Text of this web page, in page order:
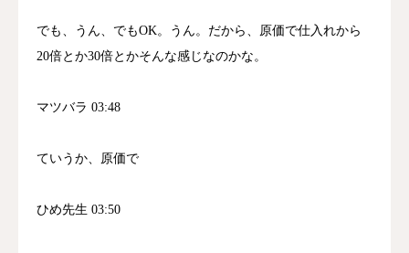
でも、うん、でもOK。うん。だから、原価で仕入れから
20倍とか30倍とかそんな感じなのかな。
マツバラ 03:48
ていうか、原価で
ひめ先生 03:50